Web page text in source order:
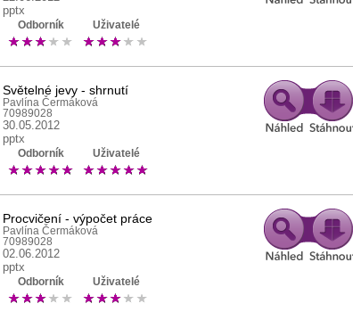
pptx
Odborník Uživatelé
Světelné jevy - shrnutí
Pavlína Čermáková
70989028
30.05.2012
pptx
Odborník Uživatelé
Procvičení - výpočet práce
Pavlína Čermáková
70989028
02.06.2012
pptx
Odborník Uživatelé